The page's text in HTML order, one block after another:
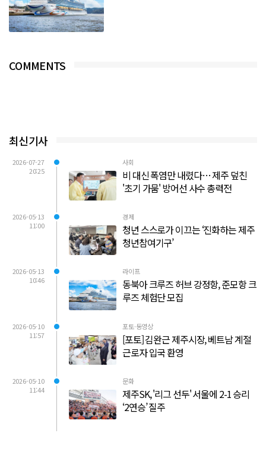
COMMENTS
최신기사
2026-07-27
20:25
사회
비 대신 폭염만 내렸다… 제주 덮친
'초기 가뭄' 방어선 사수 총력전
2026-05-13
11:00
경제
청년 스스로가 이끄는 ‘진화하는 제주
청년참여기구’
2026-05-13
10:46
라이프
동북아 크루즈 허브 강정항, 준모항 크
루즈 체험단 모집
2026-05-10
11:57
포토·동영상
[포토] 김완근 제주시장, 베트남 계절
근로자 입국 환영
2026-05-10
11:44
문화
제주SK, '리그 선두' 서울에 2-1 승리
‘2연승’ 질주